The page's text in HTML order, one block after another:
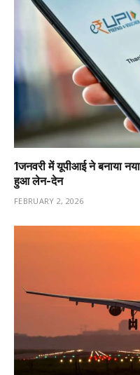
1️जनवरी में यूपीआई ने बनाया
हुआ लेन-देन
FEBRUARY 2, 2026